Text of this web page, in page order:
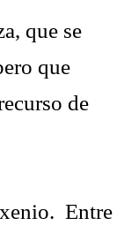
que se
que
de
Entre